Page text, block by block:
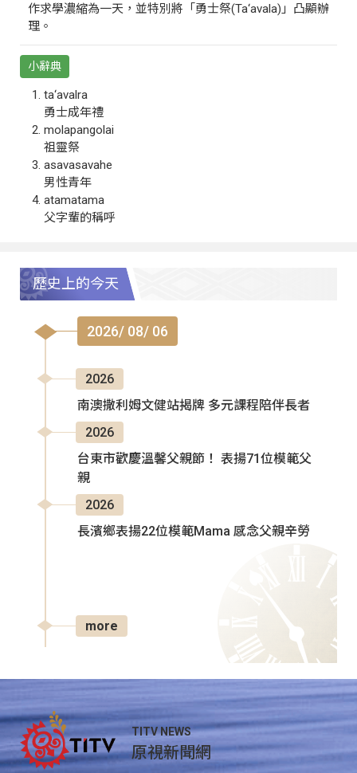
作求學濃縮為一天，並特別將「勇士祭(Ta‘avala)」凸顯辦
理。
小辭典
ta‘avalra
勇士成年禮
molapangolai
祖靈祭
asavasavahe
男性青年
atamatama
父字輩的稱呼
歷史上的今天
2026/ 08/ 06
2026
南澳撒利姆文健站揭牌 多元課程陪伴長者
2026
台東市歡慶溫馨父親節！ 表揚71位模範父
親
2026
長濱鄉表揚22位模範Mama 感念父親辛勞
more
TITV NEWS
原視新聞網